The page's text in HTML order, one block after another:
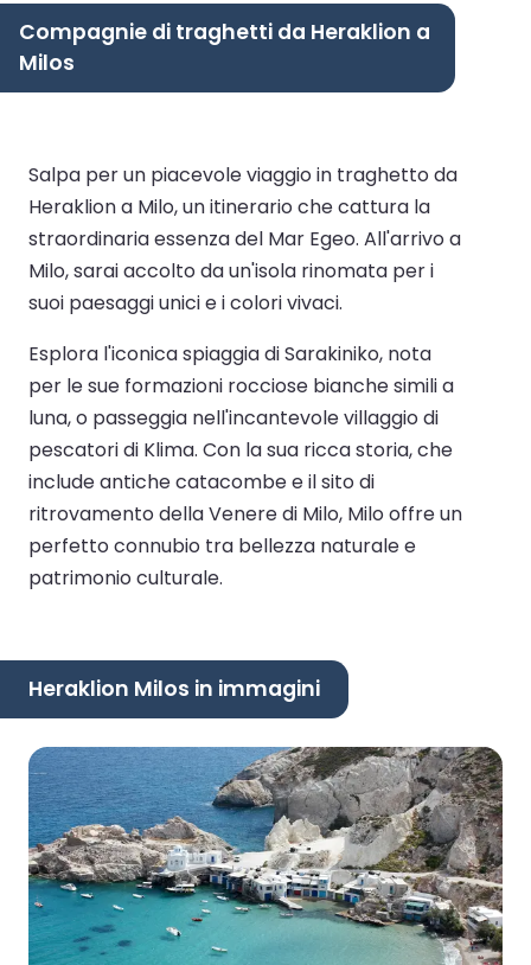
Compagnie di traghetti da Heraklion a
Milos
Salpa per un piacevole viaggio in traghetto da
Heraklion a Milo, un itinerario che cattura la
straordinaria essenza del Mar Egeo. All'arrivo a
Milo, sarai accolto da un'isola rinomata per i
suoi paesaggi unici e i colori vivaci.
Esplora l'iconica spiaggia di Sarakiniko, nota
per le sue formazioni rocciose bianche simili a
luna, o passeggia nell'incantevole villaggio di
pescatori di Klima. Con la sua ricca storia, che
include antiche catacombe e il sito di
ritrovamento della Venere di Milo, Milo offre un
perfetto connubio tra bellezza naturale e
patrimonio culturale.
Heraklion Milos in immagini